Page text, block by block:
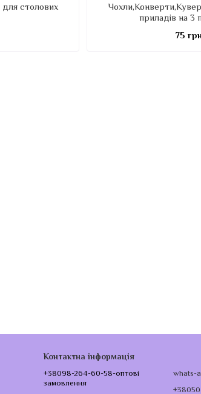
столових
приладів на 3
75
Контактна інформація
+38098-264-60-58-оптові
замовлення
whats-